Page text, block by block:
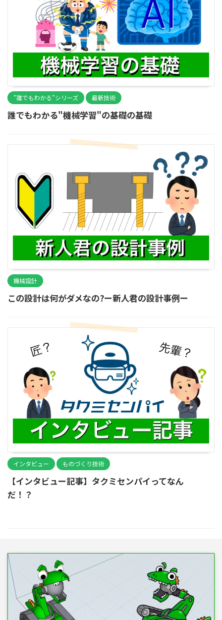
"誰でもわかる"シリーズ 最新技術
誰でもわかる"機械学習"の基礎の基礎
機械設計
この設計は何がダメなの?ー新人君の設計事例ー
インタビュー ものづくり技術
【インタビュー記事】タクミセンパイってなん
だ！？